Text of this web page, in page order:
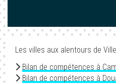
Les villes aux alentours de
Bilan de compétences à
Bilan de compétences à